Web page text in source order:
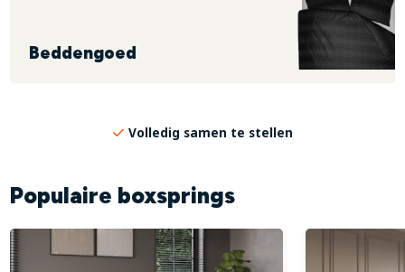
Beddengoed
Volledig samen te stellen
Populaire boxsprings